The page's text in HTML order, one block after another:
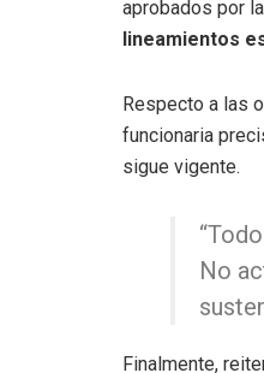
aprobados por la
lineamientos
Respecto a las
funcionaria
sigue vigente.
No
Finalmente,